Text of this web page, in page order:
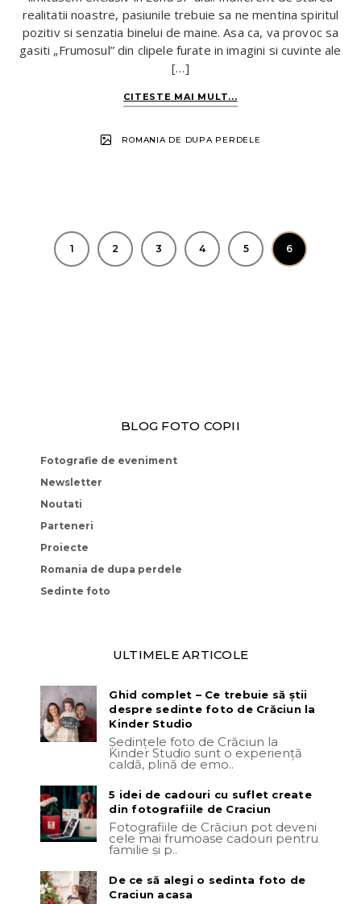
realitatii noastre, pasiunile trebuie sa ne mentina spiritul
pozitiv si senzatia binelui de maine. Asa ca, va provoc sa
gasiti „Frumosul” din clipele furate in imagini si cuvinte ale
[…]
CITESTE MAI MULT...
ROMANIA DE DUPA PERDELE
1 2 3 4 5 6
BLOG FOTO COPII
Fotografie de eveniment
Newsletter
Noutati
Parteneri
Proiecte
Romania de dupa perdele
Sedinte foto
ULTIMELE ARTICOLE
Ghid complet – Ce trebuie să știi
despre sedinte foto de Crăciun la
Kinder Studio
Ședințele foto de Crăciun la
Kinder Studio sunt o experiență
caldă, plină de emo..
5 idei de cadouri cu suflet create
din fotografiile de Craciun
Fotografiile de Crăciun pot deveni
cele mai frumoase cadouri pentru
familie și p..
De ce să alegi o sedinta foto de
Craciun acasa